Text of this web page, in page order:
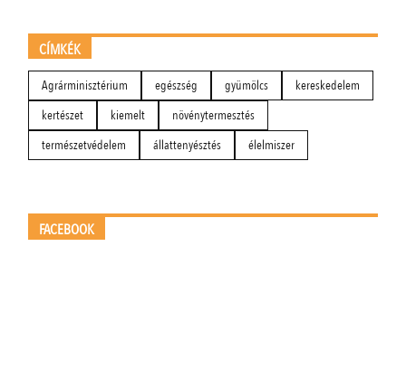
CÍMKÉK
Agrárminisztérium egészség gyümölcs
kereskedelem
kertészet
kiemelt
növénytermesztés
természetvédelem
állattenyésztés élelmiszer
FACEBOOK